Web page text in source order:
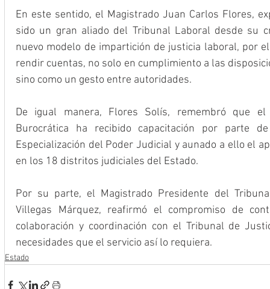
En este sentido, el Magistrado Juan Carlos Flores,
sido un gran aliado del Tribunal Laboral desde su
nuevo modelo de impartición de justicia laboral, por
rendir cuentas, no solo en cumplimiento a las
sino como un gesto entre autoridades.
De igual manera, Flores Solís, remembró que
Burocrática ha recibido capacitación por parte
Especialización del Poder Judicial y aunado a ello el
en los 18 distritos judiciales del Estado.
Por su parte, el Magistrado Presidente del
Villegas Márquez, reafirmó el compromiso de
colaboración y coordinación con el Tribunal de
necesidades que el servicio así lo requiera.
Estado